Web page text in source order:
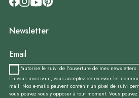
Newsletter
J'autorise le suivi de l'ouverture de mes newsletters.
En vous inscrivant, vous acceptez de recevoir les
mail. Nos e-mails peuvent contenir un pixel de suivi
vous pouvez vous y opposer à tout moment. Vous